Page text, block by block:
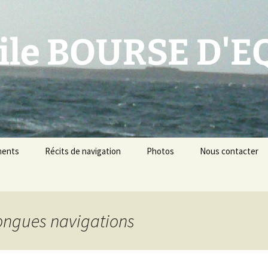
BOURSE
Récits de navigation Photos Nous contacter
navigations